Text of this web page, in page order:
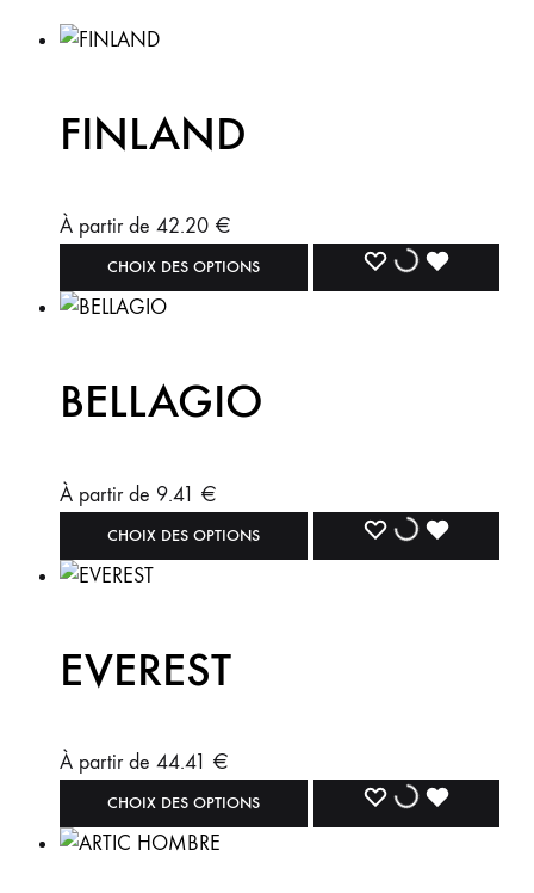
FINLAND
À partir de 42.20 €
CHOIX DES OPTIONS
BELLAGIO
À partir de 9.41 €
CHOIX DES OPTIONS
EVEREST
À partir de 44.41 €
CHOIX DES OPTIONS